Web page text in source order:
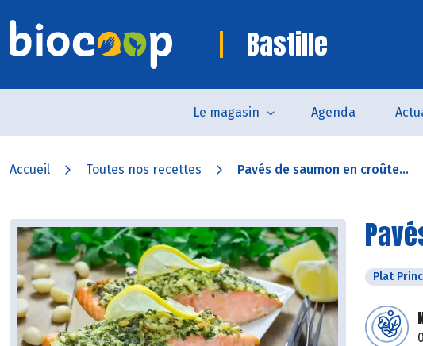
Bastille
Le magasin Agenda
Accueil Toutes nos recettes Pavés de saumon en croûte...
Plat